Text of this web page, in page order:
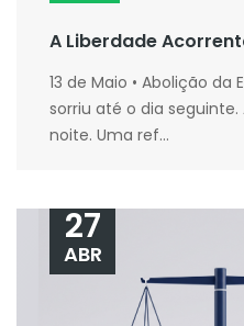
A Liberdade
13 de Maio • Abolição da
sorriu até o dia
noite. Uma ref...
27
ABR